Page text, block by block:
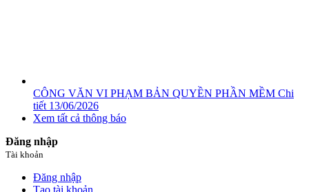
CÔNG VĂN VI PHẠM BẢN QUYỀN PHẦN MỀM Chi
tiết 13/06/2026
Xem tất cả thông báo
Đăng nhập
Tài khoản
Đăng nhập
Tạo tài khoản